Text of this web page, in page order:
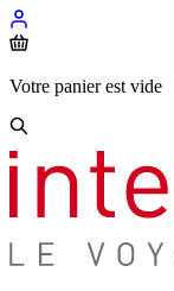
Votre panier est vide